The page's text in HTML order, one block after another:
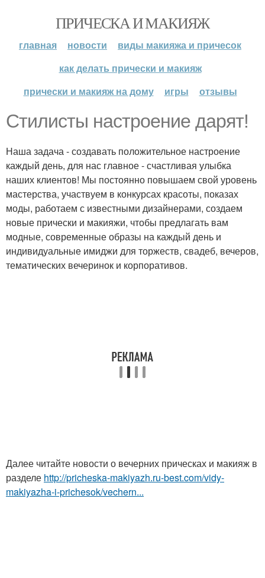
ПРИЧЕСКА И МАКИЯЖ
главная новости
виды макияжа и причесок
как делать прически и макияж
прически и макияж на дому
игры отзывы
Стилисты настроение дарят!
Наша задача - создавать положительное настроение
каждый день, для нас главное - счастливая улыбка
наших клиентов! Мы постоянно повышаем свой уровень
мастерства, участвуем в конкурсах красоты, показах
моды, работаем с известными дизайнерами, создаем
новые прически и макияжи, чтобы предлагать вам
модные, современные образы на каждый день и
индивидуальные имиджи для торжеств, свадеб, вечеров,
тематических вечеринок и корпоративов.
Далее читайте новости о вечерних прическах и макияж в
разделе http://pricheska-makiyazh.ru-best.com/vidy-
makiyazha-i-prichesok/vechern...